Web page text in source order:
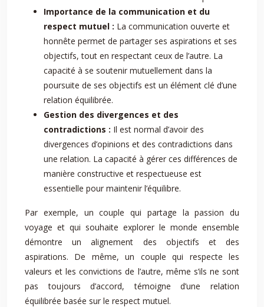
Importance de la communication et du
respect mutuel : La communication ouverte et
honnête permet de partager ses aspirations et ses
objectifs, tout en respectant ceux de l’autre. La
capacité à se soutenir mutuellement dans la
poursuite de ses objectifs est un élément clé d’une
relation équilibrée.
Gestion des divergences et des
contradictions : Il est normal d’avoir des
divergences d’opinions et des contradictions dans
une relation. La capacité à gérer ces différences de
manière constructive et respectueuse est
essentielle pour maintenir l’équilibre.
Par exemple, un couple qui partage la passion du
voyage et qui souhaite explorer le monde ensemble
démontre un alignement des objectifs et des
aspirations. De même, un couple qui respecte les
valeurs et les convictions de l’autre, même s’ils ne sont
pas toujours d’accord, témoigne d’une relation
équilibrée basée sur le respect mutuel.